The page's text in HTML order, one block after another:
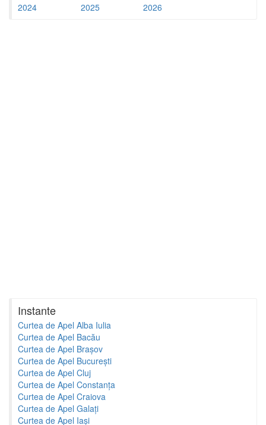
2024
2025 2026
Instante
Curtea de Apel Alba Iulia
Curtea de Apel Bacău
Curtea de Apel Brașov
Curtea de Apel București
Curtea de Apel Cluj
Curtea de Apel Constanța
Curtea de Apel Craiova
Curtea de Apel Galați
Curtea de Apel Iași